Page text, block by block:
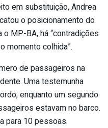
em substituição, Andrea
o posicionamento do
o MP-BA, há “contradições
momento colhida”.
de passageiros na
Uma testemunha
enquanto um segundo
estavam no barco.
para 10 pessoas.